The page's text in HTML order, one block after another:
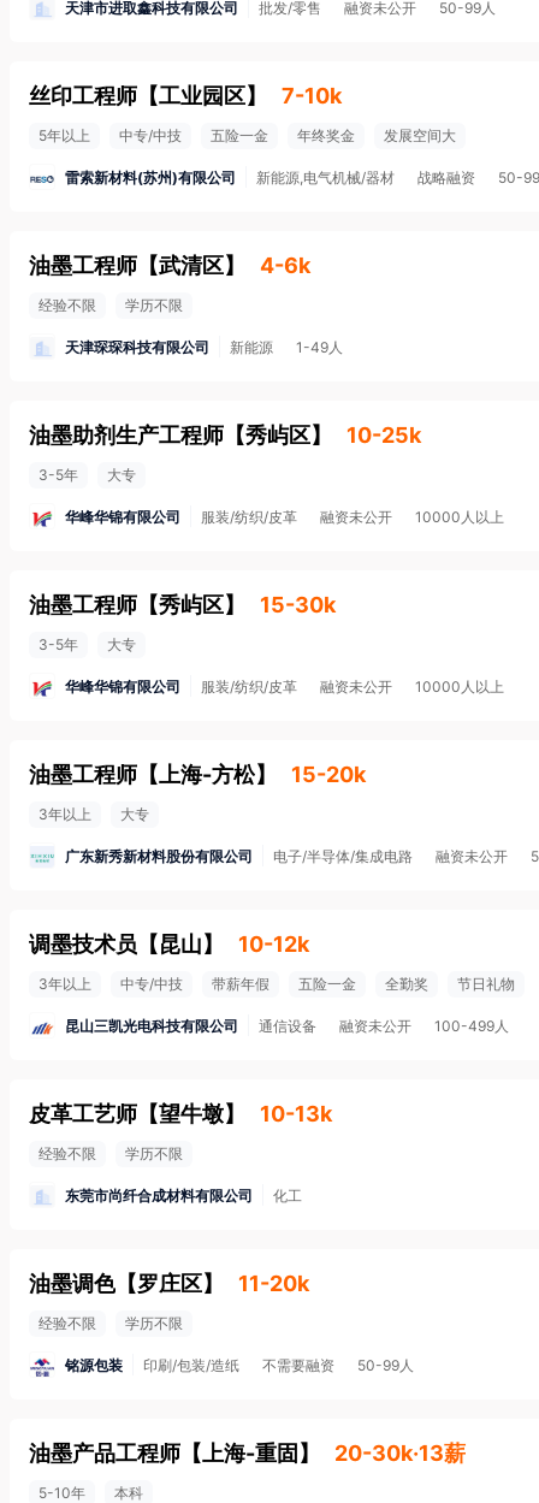
天津市进取鑫科技有限公司 批发/零售 融资未公开 50-99人
丝印工程师 【工业园区】 7-10k
5年以上 中专/中技 五险一金 年终奖金 发展空间大
雷索新材料(苏州)有限公司 新能源,电气机械/器材 战略融资 50-
油墨工程师 【武清区】 4-6k
经验不限 学历不限
天津琛琛科技有限公司 新能源 1-49人
油墨助剂生产工程师 【秀屿区】 10-25k
3-5年 大专
华峰华锦有限公司 服装/纺织/皮革 融资未公开 10000人以上
油墨工程师 【秀屿区】 15-30k
3-5年 大专
华峰华锦有限公司 服装/纺织/皮革 融资未公开 10000人以上
油墨工程师 【 上海-方松】 15-20k
3年以上 大专
广东新秀新材料股份有限公司 电子/半导体/集成电路 融资未公开
调墨技术员 【昆山】 10-12k
3年以上 中专/中技 带薪年假 五险一金 全勤奖 节日礼物
昆山三凯光电科技有限公司 通信设备 融资未公开 100-499人
皮革工艺师 【望牛墩】 10-13k
经验不限 学历不限
东莞市尚纤合成材料有限公司 化工
油墨调色 【罗庄区】 11-20k
经验不限 学历不限
铭源包装 印刷/包装/造纸 不需要融资 50-99人
油墨产品工程师 【 上海-重固 】 20-30k·13薪
5-10年 本科